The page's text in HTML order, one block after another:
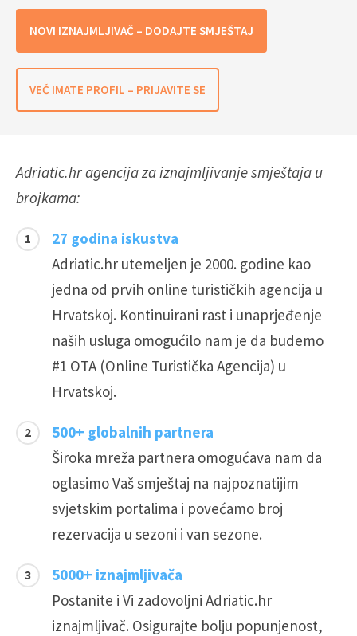
NOVI IZNAJMLJIVAČ – DODAJTE SMJEŠTAJ
VEĆ IMATE PROFIL – PRIJAVITE SE
Adriatic.hr agencija za iznajmljivanje smještaja u
brojkama:
27 godina iskustva
Adriatic.hr utemeljen je 2000. godine kao
jedna od prvih online turističkih agencija u
Hrvatskoj. Kontinuirani rast i unaprjeđenje
naših usluga omogućilo nam je da budemo
#1 OTA (Online Turistička Agencija) u
Hrvatskoj.
500+ globalnih partnera
Široka mreža partnera omogućava nam da
oglasimo Vaš smještaj na najpoznatijim
svjetskim portalima i povećamo broj
rezervacija u sezoni i van sezone.
5000+ iznajmljivača
Postanite i Vi zadovoljni Adriatic.hr
iznajmljivač. Osigurajte bolju popunjenost,